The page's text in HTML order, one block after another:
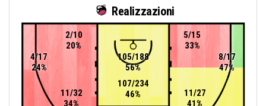
Realizzazioni
11/32
34%
105/188
56%
107/234
46%
8/17
47%
11/27
41%
2/10
20%
4/17
24%
5/15
33%